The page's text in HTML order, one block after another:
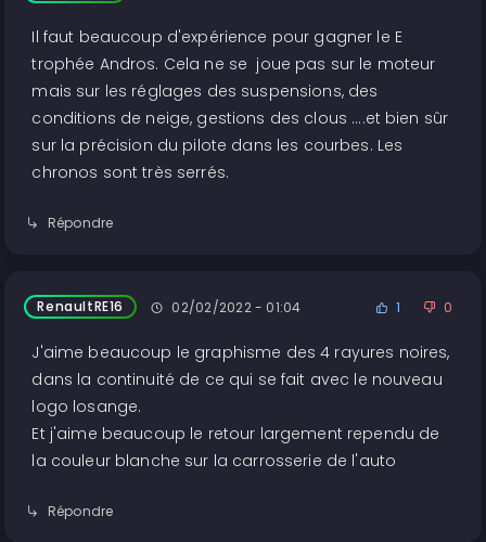
Il faut beaucoup d'expérience pour gagner le E
trophée Andros. Cela ne se joue pas sur le moteur
mais sur les réglages des suspensions, des
conditions de neige, gestions des clous ....et bien sûr
sur la précision du pilote dans les courbes. Les
chronos sont très serrés.
Répondre
RenaultRE16 02/02/2022 - 01:04 1 0
J'aime beaucoup le graphisme des 4 rayures noires,
dans la continuité de ce qui se fait avec le nouveau
logo losange.
Et j'aime beaucoup le retour largement rependu de
la couleur blanche sur la carrosserie de l'auto
Répondre